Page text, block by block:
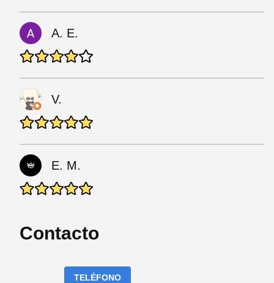
A. E.
V.
E. M.
Contacto
TELÉFONO